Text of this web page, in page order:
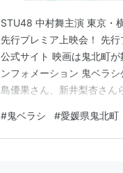
STU48 中村舞主演 東京・
先行プレミア上映会！ 先
公式サイト 映画は鬼北町
ンフォメーション 鬼ベラ
島優果さん、新井梨杏さん
レミア上映の開催が決定し
さつもありますよ。5…
#鬼ベラシ #愛媛県鬼北町